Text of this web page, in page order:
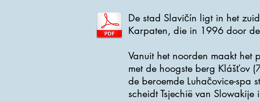
De stad Slavičín ligt in het
Karpaten, die in 1996 door
Vanuit het noorden maakt het
met de hoogste berg Klášťov
de beroemde Luhačovice-spa
scheidt Tsjechië van